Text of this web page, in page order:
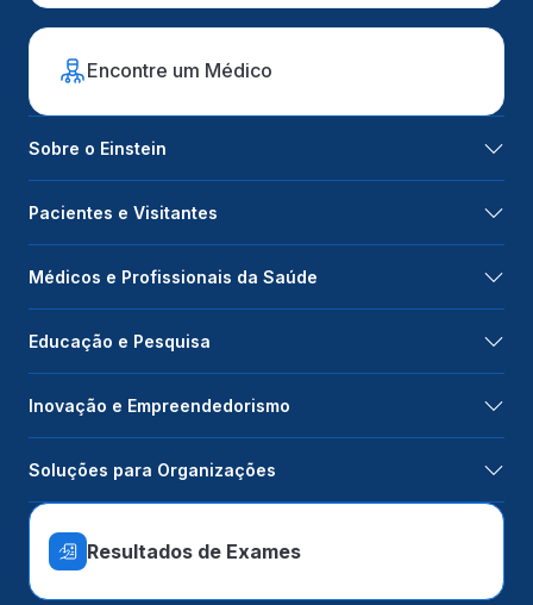
Encontre um Médico
Sobre o Einstein
Pacientes e Visitantes
Médicos e Profissionais da Saúde
Educação e Pesquisa
Inovação e Empreendedorismo
Soluções para Organizações
Resultados de Exames